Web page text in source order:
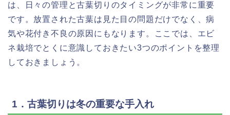
は、日々の管理と古葉切りのタイミングが非常に重要
です。放置された古葉は見た目の問題だけでなく、病
気や花付き不良の原因にもなります。ここでは、エビ
ネ栽培でとくに意識しておきたい3つのポイントを整理
しておきましょう。
1．古葉切りは冬の重要な手入れ